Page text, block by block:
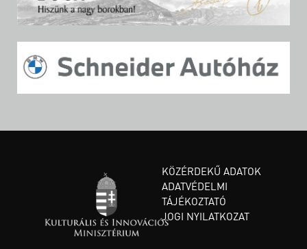
KÖZÉRDEKŰ ADATOK
ADATVÉDELMI
TÁJÉKOZTATÓ
JOGI NYILATKOZAT